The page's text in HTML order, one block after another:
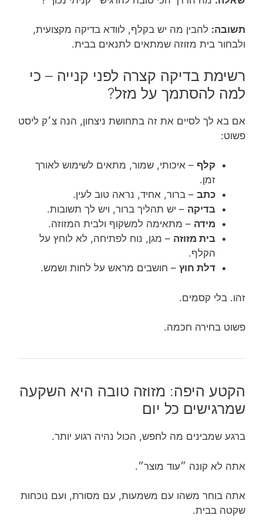
תשובה: להבין מה יש בקלף, לוודא בדיקה מקצועית,
ולבחור בית מזוזה שמתאים לתנאים בבית.
רשימת בדיקה קצרה לפני קנייה – כי
למה להסתמך על מזל?
אם בא לך לסיים את זה בתחושת ניצחון, הנה צ׳ק ליסט
פשוט:
קלף – איכותי, שמור, מתאים לשימוש לאורך
זמן.
כתב – ברור, אחיד, נראה טוב לעין.
בדיקה – יש תהליך ברור, ויש לך תשובות.
מידה – מתאימה למשקוף ולבית המזוזה.
בית מזוזה – מגן, נוח לפתיחה, לא לוחץ על
הקלף.
דלת חוץ – חושבים מראש על לחות ושמש.
זהו. בלי קסמים.
פשוט בחירה חכמה.
הקטע היפה: מזוזה טובה היא השקעה
שמרגישים כל יום
ברגע שמבינים מה לחפש, הכול נהיה רגוע יותר.
אתה לא קונה ״עוד מוצר״.
אתה בוחר משהו עם משמעות, עם מסורת, ועם נוכחות
שקטה בבית.